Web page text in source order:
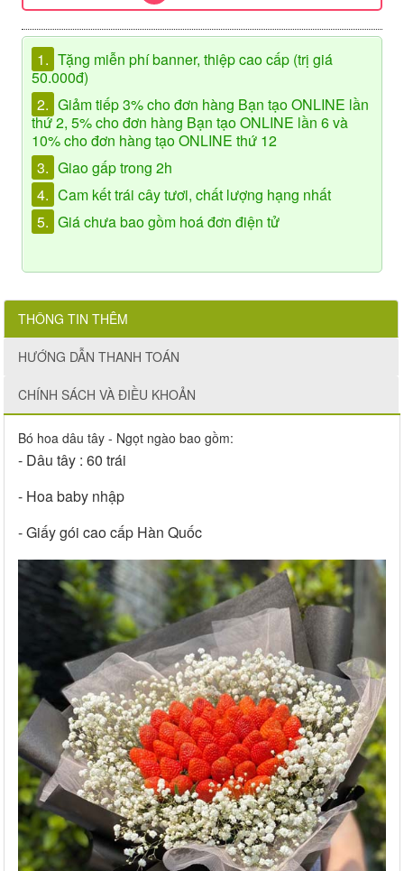
1. Tặng miễn phí banner, thiệp cao cấp (trị giá
50.000đ)
2. Giảm tiếp 3% cho đơn hàng Bạn tạo ONLINE lần
thứ 2, 5% cho đơn hàng Bạn tạo ONLINE lần 6 và
10% cho đơn hàng tạo ONLINE thứ 12
3. Giao gấp trong 2h
4. Cam kết trái cây tươi, chất lượng hạng nhất
5. Giá chưa bao gồm hoá đơn điện tử
THÔNG TIN THÊM
HƯỚNG DẪN THANH TOÁN
CHÍNH SÁCH VÀ ĐIỀU KHOẢN
Bó hoa dâu tây - Ngọt ngào bao gồm:
- Dâu tây : 60 trái
- Hoa baby nhập
- Giấy gói cao cấp Hàn Quốc